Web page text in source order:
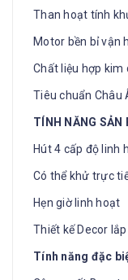
Than hoạt tính
Motor bền bỉ vận
Chất liệu hợp kim
Tiêu chuẩn Châu
TÍNH NĂNG SẢN
Hút 4 cấp độ linh
Có thể khử trực
Hẹn giờ linh hoạt
Thiết kế Decor
Tính năng đặc